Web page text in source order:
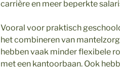
carrière en meer beperkte
Vooral voor praktisch
het combineren van
hebben vaak minder flexibele
met een kantoorbaan. Ook